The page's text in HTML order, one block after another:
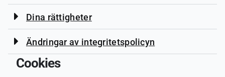
Dina rättigheter
Ändringar av integritetspolicyn
Cookies